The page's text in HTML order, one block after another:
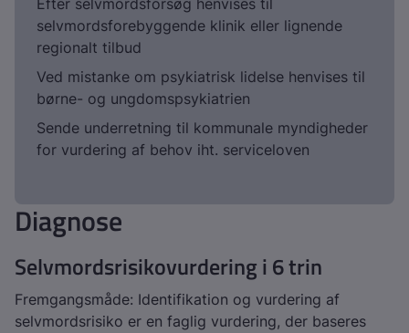
Efter selvmordsforsøg henvises til
selvmordsforebyggende klinik eller lignende
regionalt tilbud
Ved mistanke om psykiatrisk lidelse henvises til
børne- og ungdomspsykiatrien
Sende underretning til kommunale myndigheder
for vurdering af behov iht. serviceloven
Diagnose
Selvmordsrisikovurdering i 6 trin
Fremgangsmåde: Identifikation og vurdering af
selvmordsrisiko er en faglig vurdering, der baseres